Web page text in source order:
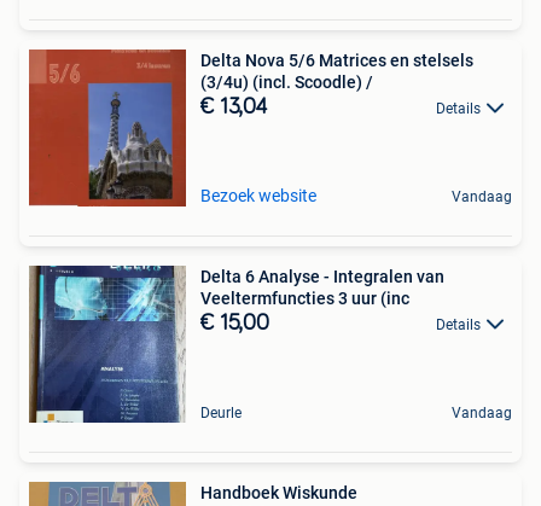
Delta Nova 5/6 Matrices en stelsels
(3/4u) (incl. Scoodle) /
€ 13,04 Details
Bezoek website Vandaag
Delta 6 Analyse - Integralen van
Veeltermfuncties 3 uur (inc
€ 15,00 Details
Deurle Vandaag
Handboek Wiskunde